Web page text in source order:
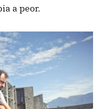
a peor.